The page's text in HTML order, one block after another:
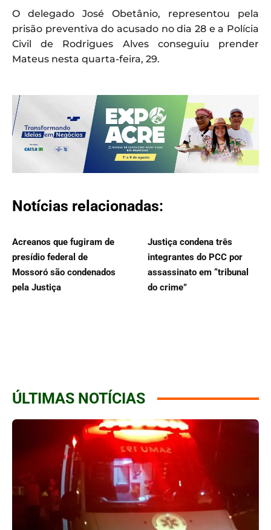
O delegado José Obetânio, representou pela
prisão preventiva do acusado no dia 28 e a Polícia
Civil de Rodrigues Alves conseguiu prender
Mateus nesta quarta-feira, 29.
Notícias relacionadas:
Acreanos que fugiram de
presídio federal de
Mossoró são condenados
pela Justiça
Justiça condena três
integrantes do PCC por
assassinato em “tribunal
do crime”
ÚLTIMAS NOTÍCIAS